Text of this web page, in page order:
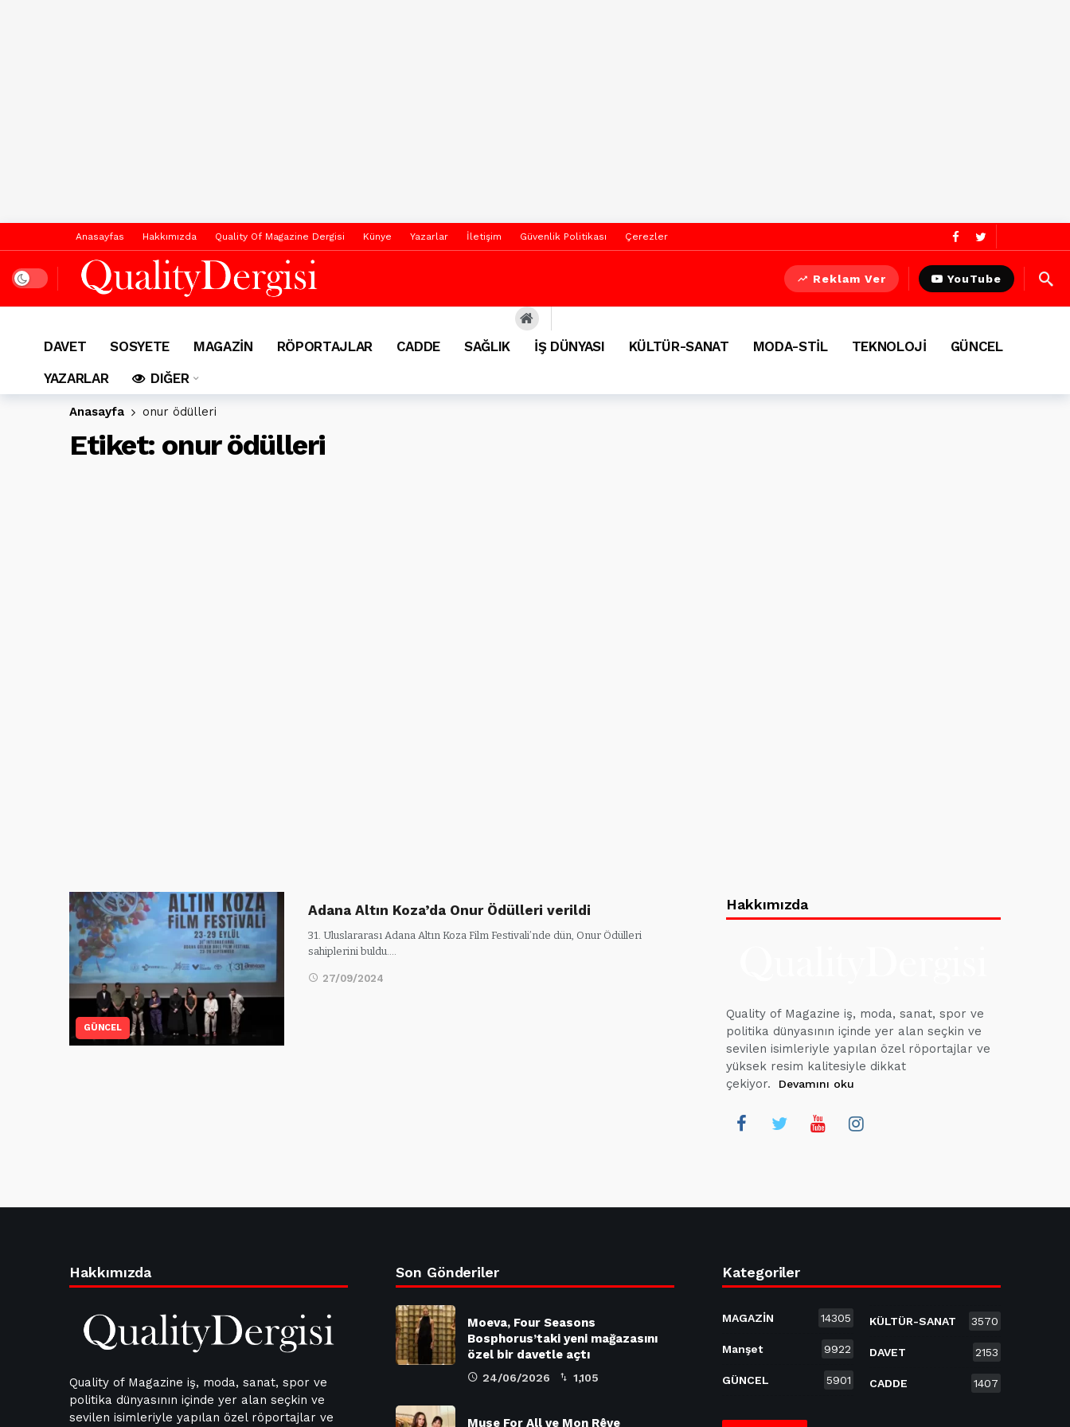
Anasayfas Hakkımızda Quality Of Magazine Dergisi Künye Yazarlar İletişim Güvenlik Politikası Çerezler
Dark mode Reklam Ver YouTube
DAVET SOSYETE MAGAZİN RÖPORTAJLAR CADDE SAĞLIK İŞ DÜNYASI KÜLTÜR-SANAT MODA-STİL TEKNOLOJİ
GÜNCEL
YAZARLAR
DIĞER
Anasayfa onur ödülleri
Etiket: onur ödülleri
GÜNCEL
Adana Altın Koza’da Onur Ödülleri verildi
31. Uluslararası Adana Altın Koza Film Festivali’nde dün, Onur Ödülleri
sahiplerini buldu.…
27/09/2024
Hakkımızda
Quality of Magazine iş, moda, sanat, spor ve
politika dünyasının içinde yer alan seçkin ve
sevilen isimleriyle yapılan özel röportajlar ve
yüksek resim kalitesiyle dikkat
çekiyor.
Devamını oku
Hakkımızda
Quality of Magazine iş, moda, sanat, spor ve
politika dünyasının içinde yer alan seçkin ve
sevilen isimleriyle yapılan özel röportajlar ve
Son Gönderiler
Moeva, Four Seasons
Bosphorus’taki yeni mağazasını
özel bir davetle açtı
24/06/2026 1,105
Muse For All ve Mon Rêve
Kategoriler
MAGAZİN 14305
Manşet 9922
GÜNCEL 5901
KÜLTÜR-SANAT 3570
DAVET 2153
CADDE 1407